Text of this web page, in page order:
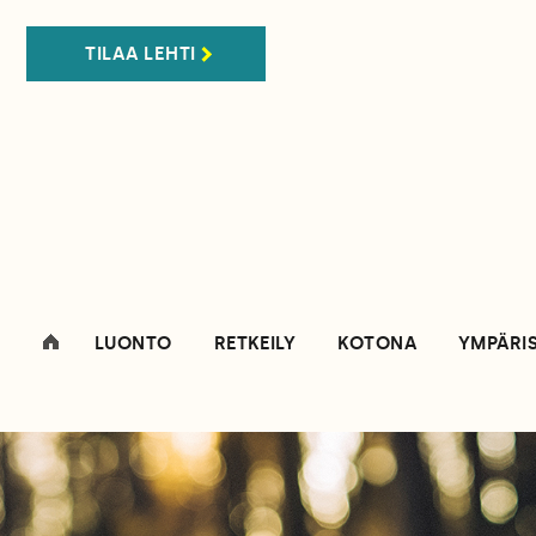
TILAA LEHTI
LUONTO RETKEILY KOTONA